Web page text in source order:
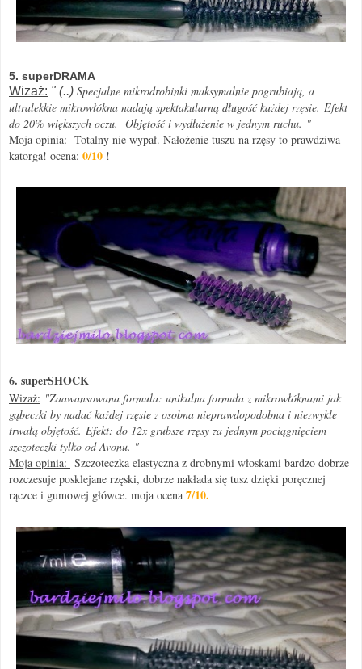
5. superDRAMA
Wizaż: " (..) Specjalne mikrodrobinki maksymalnie pogrubiają, a
ultralekkie mikrowłókna nadają spektakularną długość każdej rzęsie. Efekt
do 20% większych oczu. Objętość i wydłużenie w jednym ruchu. "
Moja opinia: Totalny nie wypał. Nałożenie tuszu na rzęsy to prawdziwa
katorga! ocena: 0/10 !
6. superSHOCK
Wizaż: "Zaawansowana formula: unikalna formuła z mikrowłóknami jak
gąbeczki by nadać każdej rzęsie z osobna nieprawdopodobna i niezwykle
trwałą objętość. Efekt: do 12x grubsze rzęsy za jednym pociągnięciem
szczoteczki tylko od Avonu. "
Moja opinia: Szczoteczka elastyczna z drobnymi włoskami bardzo dobrze
rozczesuje posklejane rzęski, dobrze nakłada się tusz dzięki poręcznej
rączce i gumowej główce. moja ocena 7/10.